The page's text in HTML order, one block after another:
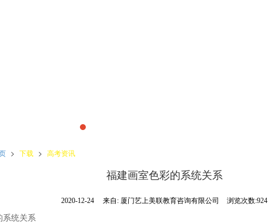
> 下载 > 高考资讯
福建画室色彩的系统关系
2020-12-24 来自: 厦门艺上美联教育咨询有限公司 浏览次数:924
系统关系